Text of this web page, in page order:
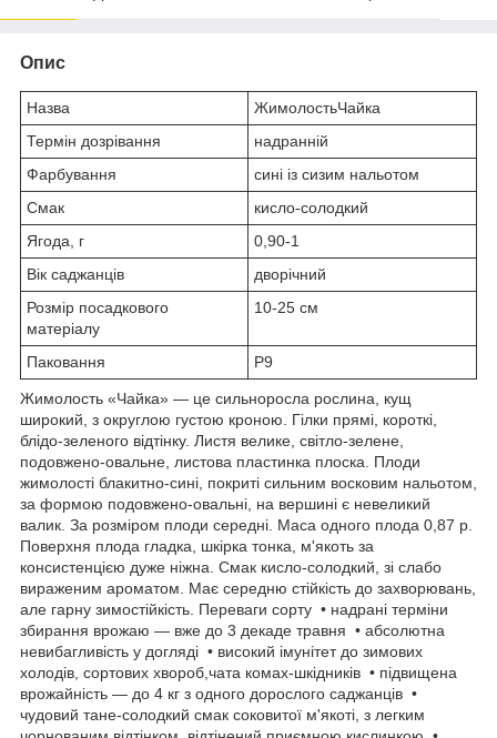
Опис
Назва
ЖимолостьЧайка
Термін дозрівання
надранній
Фарбування
сині із сизим нальотом
Смак
кисло-солодкий
Ягода, г
0,90-1
Вік саджанців
дворічний
Розмір посадкового
матеріалу
10-25 см
Паковання Р9
Жимолость «Чайка» — це сильноросла рослина, кущ
широкий, з округлою густою кроною. Гілки прямі, короткі,
блідо-зеленого відтінку. Листя велике, світло-зелене,
подовжено-овальне, листова пластинка плоска. Плоди
жимолості блакитно-сині, покриті сильним восковим нальотом,
за формою подовжено-овальні, на вершині є невеликий
валик. За розміром плоди середні. Маса одного плода 0,87 р.
Поверхня плода гладка, шкірка тонка, м'якоть за
консистенцією дуже ніжна. Смак кисло-солодкий, зі слабо
вираженим ароматом. Має середню стійкість до захворювань,
але гарну зимостійкість. Переваги сорту • надрані терміни
збирання врожаю — вже до 3 декаде травня • абсолютна
невибагливість у догляді • високий імунітет до зимових
холодів, сортових хвороб,чата комах-шкідників • підвищена
врожайність — до 4 кг з одного дорослого саджанців •
чудовий тане-солодкий смак соковитої м'якоті, з легким